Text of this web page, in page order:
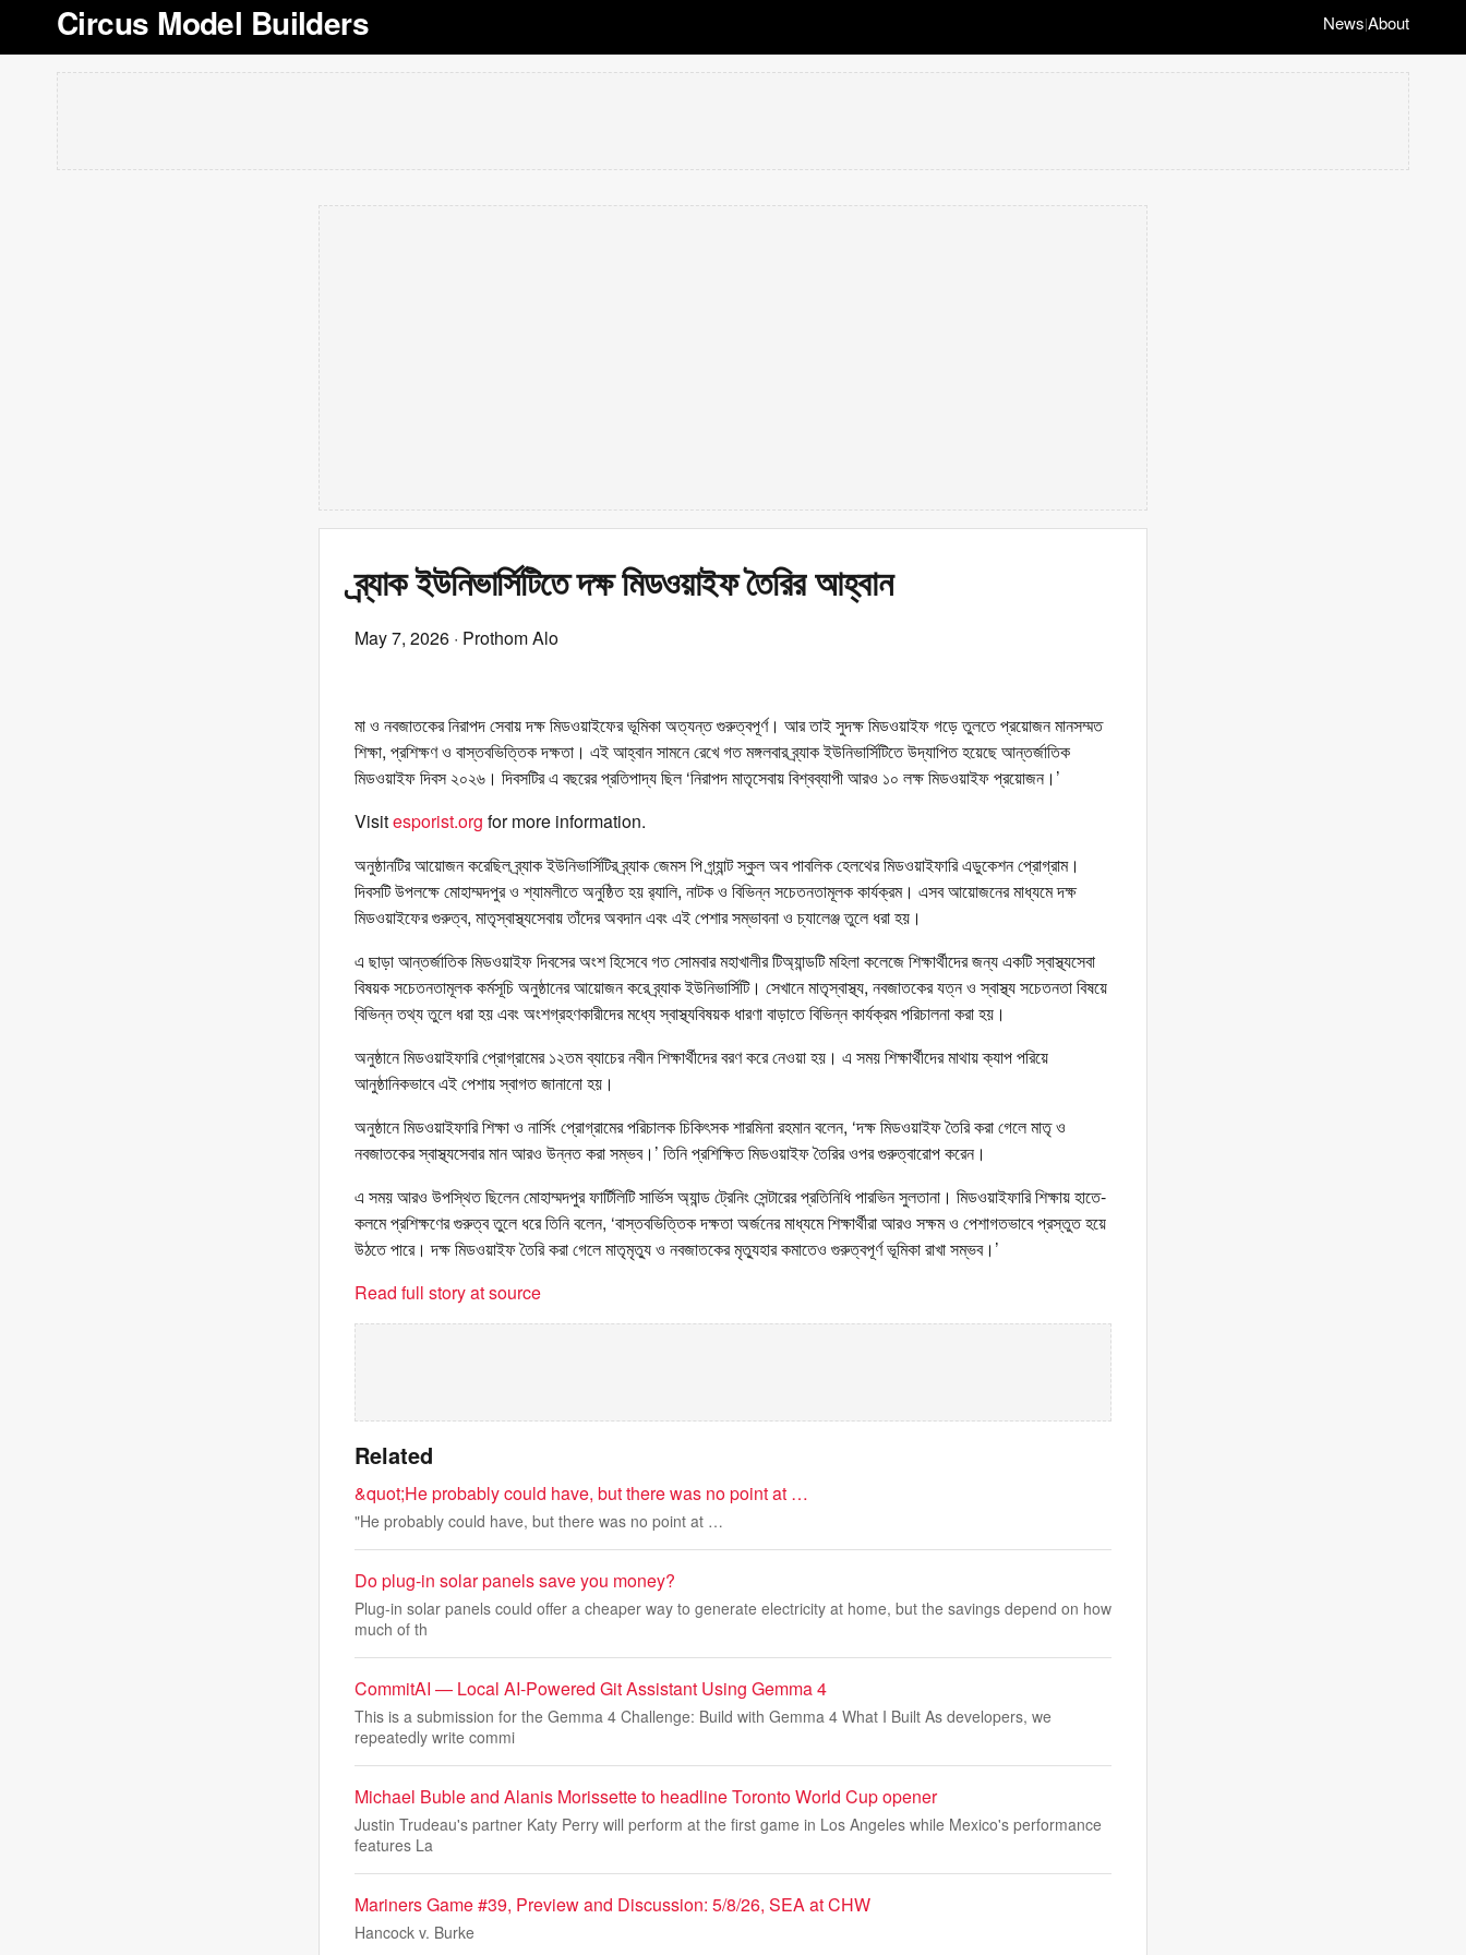
Circus Model Builders News|About
ব্র্যাক ইউনিভার্সিটিতে দক্ষ মিডওয়াইফ তৈরির আহ্বান
May 7, 2026 · Prothom Alo
মা ও নবজাতকের নিরাপদ সেবায় দক্ষ মিডওয়াইফের ভূমিকা অত্যন্ত গুরুত্বপূর্ণ। আর তাই সুদক্ষ মিডওয়াইফ গড়ে তুলতে প্রয়োজন মানসম্মত
শিক্ষা, প্রশিক্ষণ ও বাস্তবভিত্তিক দক্ষতা। এই আহ্বান সামনে রেখে গত মঙ্গলবার ব্র্যাক ইউনিভার্সিটিতে উদ্‌যাপিত হয়েছে আন্তর্জাতিক
মিডওয়াইফ দিবস ২০২৬। দিবসটির এ বছরের প্রতিপাদ্য ছিল ‘নিরাপদ মাতৃসেবায় বিশ্বব্যাপী আরও ১০ লক্ষ মিডওয়াইফ প্রয়োজন।’
Visitesporist.org for more information.
অনুষ্ঠানটির আয়োজন করেছিল ব্র্যাক ইউনিভার্সিটির ব্র্যাক জেমস পি গ্র্যান্ট স্কুল অব পাবলিক হেলথের মিডওয়াইফারি এডুকেশন প্রোগ্রাম।
দিবসটি উপলক্ষে মোহাম্মদপুর ও শ্যামলীতে অনুষ্ঠিত হয় র‍্যালি, নাটক ও বিভিন্ন সচেতনতামূলক কার্যক্রম। এসব আয়োজনের মাধ্যমে দক্ষ
মিডওয়াইফের গুরুত্ব, মাতৃস্বাস্থ্যসেবায় তাঁদের অবদান এবং এই পেশার সম্ভাবনা ও চ্যালেঞ্জ তুলে ধরা হয়।
এ ছাড়া আন্তর্জাতিক মিডওয়াইফ দিবসের অংশ হিসেবে গত সোমবার মহাখালীর টিঅ্যান্ডটি মহিলা কলেজে শিক্ষার্থীদের জন্য একটি স্বাস্থ্যসেবা
বিষয়ক সচেতনতামূলক কর্মসূচি অনুষ্ঠানের আয়োজন করে ব্র্যাক ইউনিভার্সিটি। সেখানে মাতৃস্বাস্থ্য, নবজাতকের যত্ন ও স্বাস্থ্য সচেতনতা বিষয়ে
বিভিন্ন তথ্য তুলে ধরা হয় এবং অংশগ্রহণকারীদের মধ্যে স্বাস্থ্যবিষয়ক ধারণা বাড়াতে বিভিন্ন কার্যক্রম পরিচালনা করা হয়।
অনুষ্ঠানে মিডওয়াইফারি প্রোগ্রামের ১২তম ব্যাচের নবীন শিক্ষার্থীদের বরণ করে নেওয়া হয়। এ সময় শিক্ষার্থীদের মাথায় ক্যাপ পরিয়ে
আনুষ্ঠানিকভাবে এই পেশায় স্বাগত জানানো হয়।
অনুষ্ঠানে মিডওয়াইফারি শিক্ষা ও নার্সিং প্রোগ্রামের পরিচালক চিকিৎসক শারমিনা রহমান বলেন, ‘দক্ষ মিডওয়াইফ তৈরি করা গেলে মাতৃ ও
নবজাতকের স্বাস্থ্যসেবার মান আরও উন্নত করা সম্ভব।’ তিনি প্রশিক্ষিত মিডওয়াইফ তৈরির ওপর গুরুত্বারোপ করেন।
এ সময় আরও উপস্থিত ছিলেন মোহাম্মদপুর ফার্টিলিটি সার্ভিস অ্যান্ড ট্রেনিং সেন্টারের প্রতিনিধি পারভিন সুলতানা। মিডওয়াইফারি শিক্ষায় হাতে-
কলমে প্রশিক্ষণের গুরুত্ব তুলে ধরে তিনি বলেন, ‘বাস্তবভিত্তিক দক্ষতা অর্জনের মাধ্যমে শিক্ষার্থীরা আরও সক্ষম ও পেশাগতভাবে প্রস্তুত হয়ে
উঠতে পারে। দক্ষ মিডওয়াইফ তৈরি করা গেলে মাতৃমৃত্যু ও নবজাতকের মৃত্যুহার কমাতেও গুরুত্বপূর্ণ ভূমিকা রাখা সম্ভব।’
Read full story at source
Related
&quot;He probably could have, but there was no point at …
"He probably could have, but there was no point at …
Do plug-in solar panels save you money?
Plug-in solar panels could offer a cheaper way to generate electricity at home, but the savings depend on how
much of th
CommitAI — Local AI-Powered Git Assistant Using Gemma 4
This is a submission for the Gemma 4 Challenge: Build with Gemma 4 What I Built As developers, we
repeatedly write commi
Michael Buble and Alanis Morissette to headline Toronto World Cup opener
Justin Trudeau's partner Katy Perry will perform at the first game in Los Angeles while Mexico's performance
features La
Mariners Game #39, Preview and Discussion: 5/8/26, SEA at CHW
Hancock v. Burke